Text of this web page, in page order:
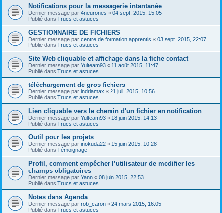
Notifications pour la messagerie intantanée
Dernier message par 4neurones « 04 sept. 2015, 15:05
Publié dans Trucs et astuces
GESTIONNAIRE DE FICHIERS
Dernier message par centre de formation apprentis « 03 sept. 2015, 22:07
Publié dans Trucs et astuces
Site Web cliquable et affichage dans la fiche contact
Dernier message par Yulteam93 « 11 août 2015, 11:47
Publié dans Trucs et astuces
téléchargement de gros fichiers
Dernier message par indriamax « 21 juil. 2015, 10:56
Publié dans Trucs et astuces
Lien cliquable vers le chemin d'un fichier en notification
Dernier message par Yulteam93 « 18 juin 2015, 14:13
Publié dans Trucs et astuces
Outil pour les projets
Dernier message par inokuda22 « 15 juin 2015, 10:28
Publié dans Témoignage
Profil, comment empêcher l’utilisateur de modifier les
champs obligatoires
Dernier message par Yann « 08 juin 2015, 22:53
Publié dans Trucs et astuces
Notes dans Agenda
Dernier message par rob_caron « 24 mars 2015, 16:05
Publié dans Trucs et astuces